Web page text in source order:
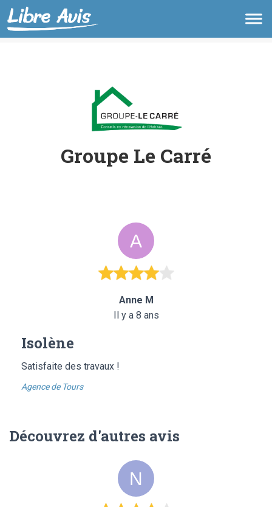
Groupe Le Carré
Anne M
Il y a 8 ans
Isolène
Satisfaite des travaux !
Agence de Tours
Découvrez d'autres avis